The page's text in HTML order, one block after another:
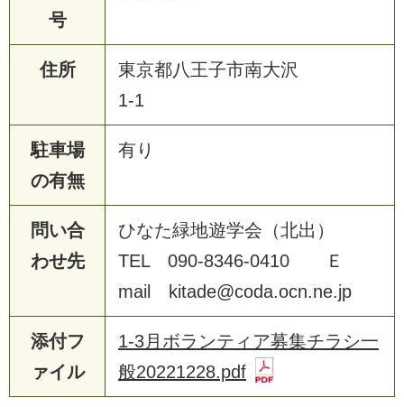
号
住所
東京都八王子市南大沢
1-1
駐車場
の有無
有り
問い合
わせ先
ひなた緑地遊学会（北出）
TEL 090-8346-0410 Ｅ
mail kitade@coda.ocn.ne.jp
添付フ
ァイル
1-3月ボランティア募集チラシ一
般20221228.pdf